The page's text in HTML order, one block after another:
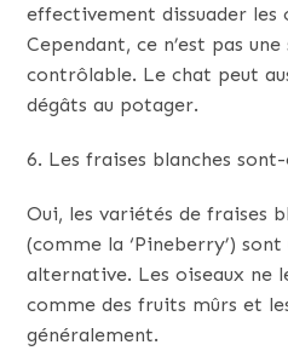
effectivement dissuader les
Cependant, ce n’est pas
contrôlable. Le chat peut
dégâts au potager.
6. Les fraises blanches
Oui, les variétés de fraises
(comme la ‘Pineberry’)
alternative. Les oiseaux ne
comme des fruits mûrs et
généralement.